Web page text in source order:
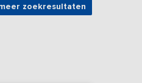
zoekresultaten